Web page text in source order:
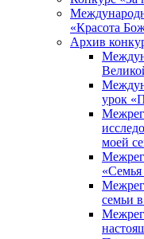
«Красота
Архив
урок
моей
«Семья
семьи